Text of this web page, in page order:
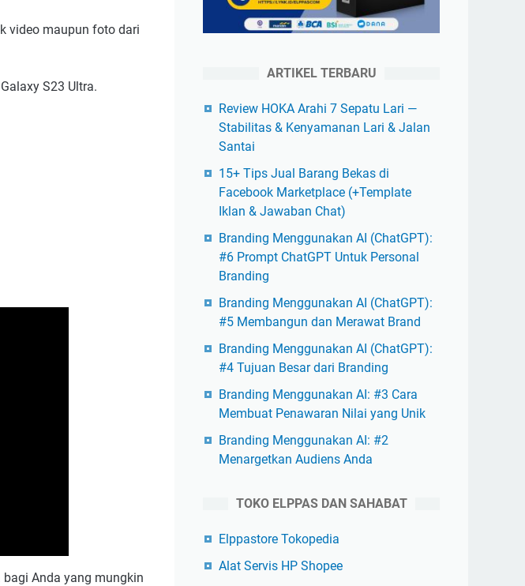
video maupun foto dari
S23 Ultra.
Anda yang mungkin
ARTIKEL TERBARU
Review HOKA Arahi 7 Sepatu Lari —
Stabilitas & Kenyamanan Lari & Jalan
Santai
15+ Tips Jual Barang Bekas di
Facebook Marketplace (+Template
Iklan & Jawaban Chat)
Branding Menggunakan AI (ChatGPT):
#6 Prompt ChatGPT Untuk Personal
Branding
Branding Menggunakan AI (ChatGPT):
#5 Membangun dan Merawat Brand
Branding Menggunakan AI (ChatGPT):
#4 Tujuan Besar dari Branding
Branding Menggunakan AI: #3 Cara
Membuat Penawaran Nilai yang Unik
Branding Menggunakan AI: #2
Menargetkan Audiens Anda
TOKO ELPPAS DAN SAHABAT
Elppastore Tokopedia
Alat Servis HP Shopee